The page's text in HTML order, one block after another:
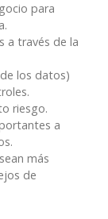
para
a través de la
los datos)
riesgo.
a
más
de